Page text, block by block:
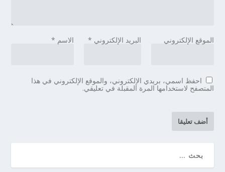
الاسم * البريد الإلكتروني * الموقع الإلكتروني
احفظ اسمي، بريدي الإلكتروني، والموقع الإلكتروني في هذا
المتصفح لاستخدامها المرة المقبلة في تعليقي.